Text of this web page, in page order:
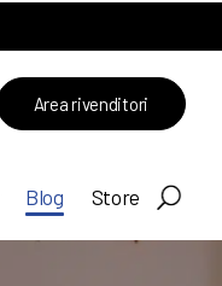
Area rivenditori
Blog Store